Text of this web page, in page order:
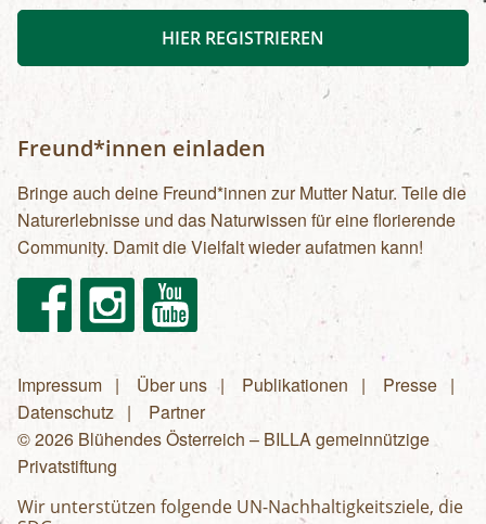
HIER REGISTRIEREN
Freund*innen einladen
Bringe auch deine Freund*innen zur Mutter Natur. Teile die
Naturerlebnisse und das Naturwissen für eine florierende
Community. Damit die Vielfalt wieder aufatmen kann!
FacebookInstagram Youtube
Fußzeilenmenü
Impressum Über uns Publikationen
Presse
Datenschutz
Partner
© 2026 Blühendes Österreich – BILLA gemeinnützige
Privatstiftung
Wir unterstützen folgende UN-Nachhaltigkeitsziele, die